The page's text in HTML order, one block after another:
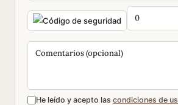
He leído y acepto las condiciones de